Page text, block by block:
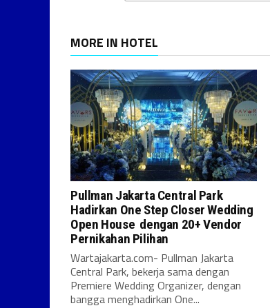
MORE IN HOTEL
Pullman Jakarta Central Park
Hadirkan One Step Closer Wedding
Open House dengan 20+ Vendor
Pernikahan Pilihan
Wartajakarta.com- Pullman Jakarta
Central Park, bekerja sama dengan
Premiere Wedding Organizer, dengan
bangga menghadirkan One...